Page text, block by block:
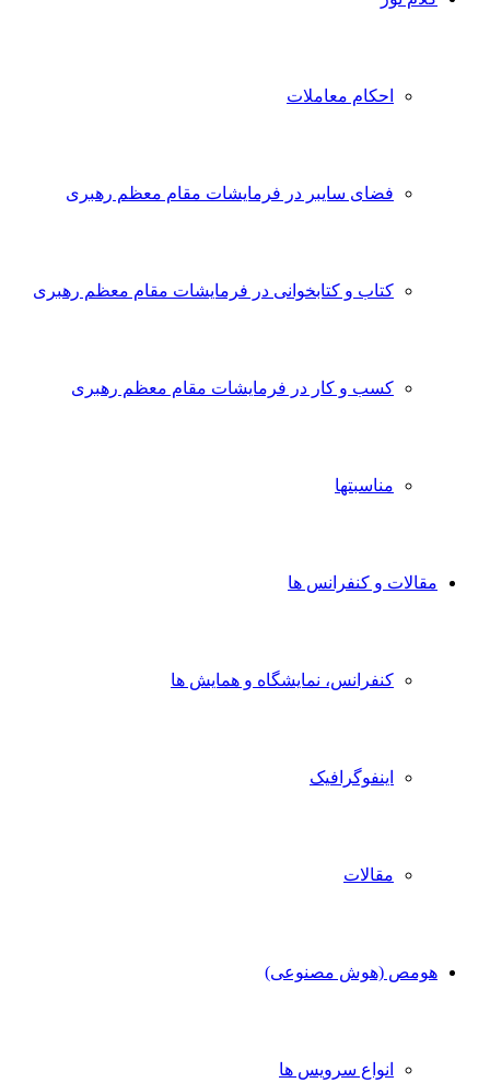
احکام معاملات
فضای سایبر در فرمایشات مقام معظم رهبری
کتاب و کتابخوانی در فرمایشات مقام معظم رهبری
کسب و کار در فرمایشات مقام معظم رهبری
مناسبتها
و کنفرانس ها
کنفرانس، نمایشگاه و همایش ها
اینفوگرافیک
مقالات
(هوش مصنوعی)
انواع سرویس ها